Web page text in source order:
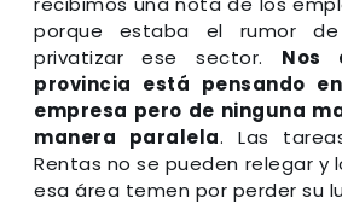
porque estaba el rumor
privatizar ese sector. Nos
provincia está pensando
empresa pero de ninguna
manera paralela. Las
Rentas no se pueden relegar y
esa área temen por perder su